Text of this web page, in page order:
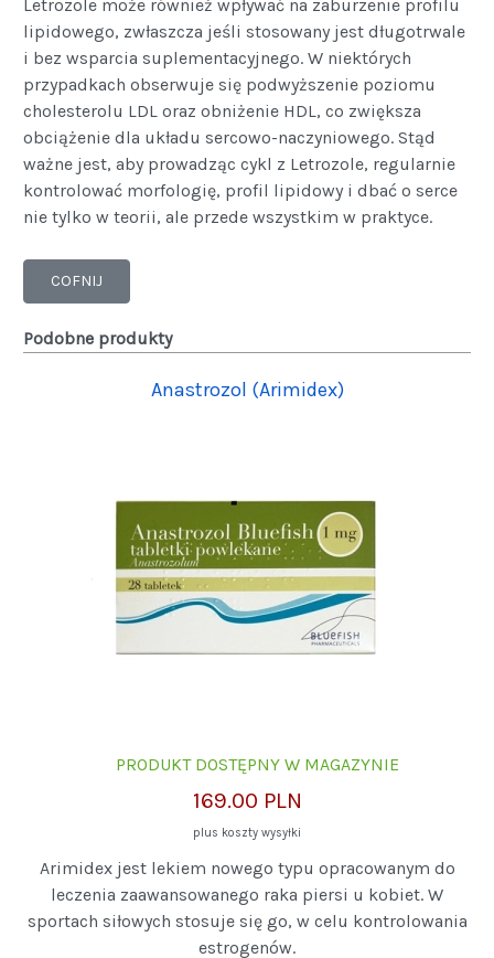
Letrozole może również wpływać na zaburzenie profilu
lipidowego, zwłaszcza jeśli stosowany jest długotrwale
i bez wsparcia suplementacyjnego. W niektórych
przypadkach obserwuje się podwyższenie poziomu
cholesterolu LDL oraz obniżenie HDL, co zwiększa
obciążenie dla układu sercowo-naczyniowego. Stąd
ważne jest, aby prowadząc cykl z Letrozole, regularnie
kontrolować morfologię, profil lipidowy i dbać o serce
nie tylko w teorii, ale przede wszystkim w praktyce.
Podobne produkty
Anastrozol (Arimidex)
PRODUKT DOSTĘPNY W MAGAZYNIE
169.00 PLN
plus koszty wysyłki
Arimidex jest lekiem nowego typu opracowanym do
leczenia zaawansowanego raka piersi u kobiet. W
sportach siłowych stosuje się go, w celu kontrolowania
estrogenów.